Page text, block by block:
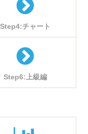
Step4:チャート
Step6:上級編